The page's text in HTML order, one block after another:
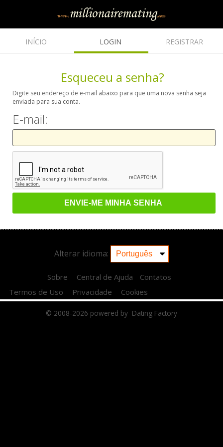
INÍCIO LOGIN REGISTRAR
Esqueceu a senha?
Digite seu endereço de e-mail abaixo para que uma nova senha seja
enviada para sua conta.
E-mail:
Alterar idioma:
Sobre Central de Ajuda
Contatos
Termos de Uso
Privacidade Cookies
© 2008-2026 powered by Dating Factory